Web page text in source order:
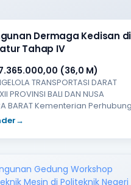
Dermaga Kedisan di
Tahap IV
(36,0 M)
TRANSPORTASI DARAT
PROVINSI BALI DAN NUSA
BARAT Kementerian
→